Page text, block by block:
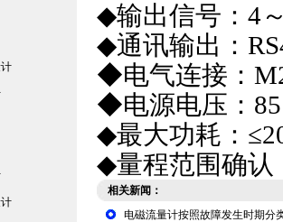
◆输出信号：4
◆通讯输出：
◆电气连接：
◆电源电压：85
◆最大功耗：
◆量程范围确认
相关新闻：
电磁流量计按照故障发生时期分